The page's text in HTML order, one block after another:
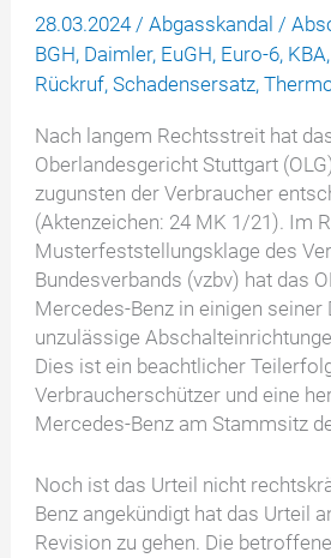
28.03.2024/Abgasskandal /
BGH, Daimler, EuGH, Euro-6, KBA,
Rückruf,Schadensersatz,
Nach langem Rechtsstreit hat
Oberlandesgericht Stuttgart
zugunsten der Verbraucher
(Aktenzeichen: 24 MK 1/21). Im
Musterfeststellungsklage des
Bundesverbands (vzbv) hat das
Mercedes-Benz in einigen seiner
unzulässige
Dies ist ein beachtlicher
Verbraucherschützer und eine
Mercedes-Benz am Stammsitz
Noch ist das Urteil nicht
Benz angekündigt hat das Urteil
Revision zu gehen. Die